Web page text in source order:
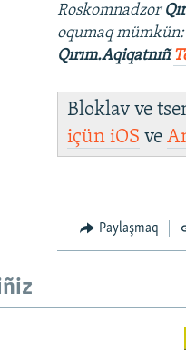
Roskomnadzor
oqumaq
Qırım.Aqiqatnıñ
Bloklav ve
içüniOS ve
Paylaşmaq